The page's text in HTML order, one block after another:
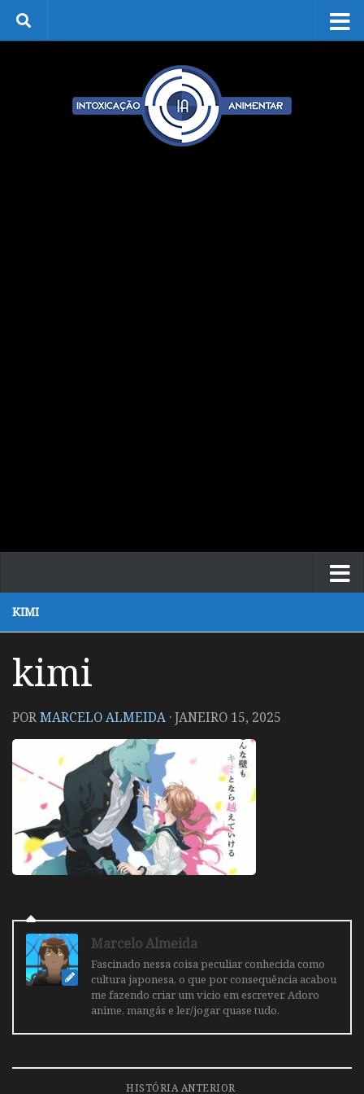
Skip to content
KIMI
kimi
PORMARCELO ALMEIDA ·JANEIRO 15, 2025
Marcelo Almeida
Fascinado nessa coisa peculiar conhecida como
cultura japonesa, o que por consequência acabou
me fazendo criar um vicio em escrever. Adoro
anime, mangás e ler/jogar quase tudo.
HISTÓRIA ANTERIOR